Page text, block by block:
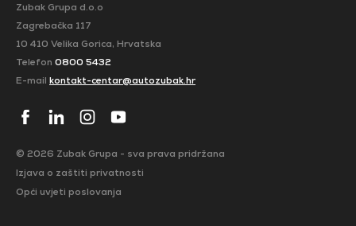
Zubak Grupa d.o.o
Zagrebačka 117
10 410 Velika Gorica, Hrvatska
Telefon 0800 5432
E-mail kontakt-centar@autozubak.hr
© 2026 Zubak Grupa - sva prava pridržana
Izjava o zaštiti privatnosti
Opći uvjeti poslovanja